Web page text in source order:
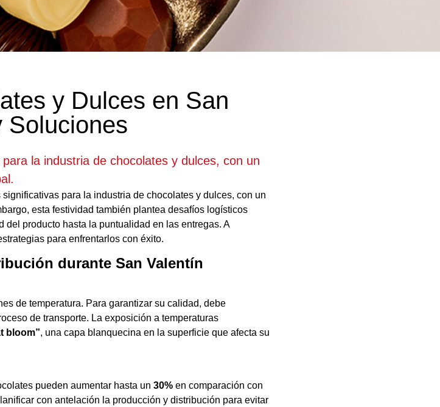
y Dulces en San
Soluciones
la industria de chocolates y dulces, con un
para la industria de chocolates y dulces, con un
esta festividad también plantea desafíos logísticos
producto hasta la puntualidad en las entregas. A
para enfrentarlos con éxito.
durante San Valentín
de temperatura. Para garantizar su calidad, debe
de transporte. La exposición a temperaturas
bloom”, una capa blanquecina en la superficie que afecta su
pueden aumentar hasta un 30% en comparación con
con antelación la producción y distribución para evitar